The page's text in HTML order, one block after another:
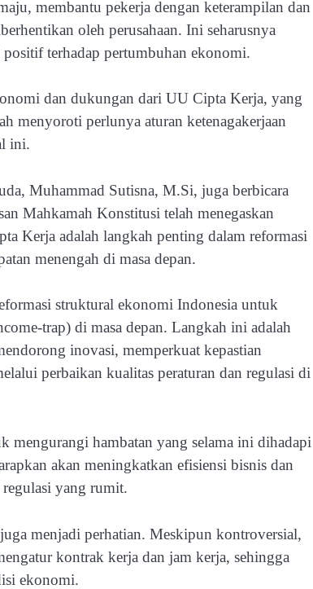
membantu pekerja dengan keterampilan dan
oleh perusahaan. Ini seharusnya
terhadap pertumbuhan ekonomi.
dan dukungan dari UU Cipta Kerja, yang
menyoroti perlunya aturan ketenagakerjaan
ini.
Muhammad Sutisna, M.Si, juga berbicara
Mahkamah Konstitusi telah menegaskan
Kerja adalah langkah penting dalam reformasi
menengah di masa depan.
struktural ekonomi Indonesia untuk
trap) di masa depan. Langkah ini adalah
inovasi, memperkuat kepastian
perbaikan kualitas peraturan dan regulasi di
hambatan yang selama ini dihadapi
akan meningkatkan efisiensi bisnis dan
yang rumit.
menjadi perhatian. Meskipun kontroversial,
kontrak kerja dan jam kerja, sehingga
ekonomi.